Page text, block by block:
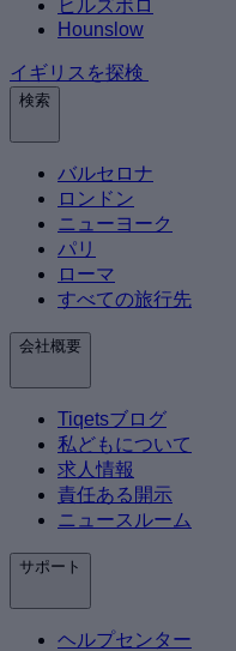
ヒルズボロ
Hounslow
イギリスを探検
検索
バルセロナ
ロンドン
ニューヨーク
パリ
ローマ
すべての旅行先
会社概要
Tiqetsブログ
私どもについて
求人情報
責任ある開示
ニュースルーム
サポート
ヘルプセンター